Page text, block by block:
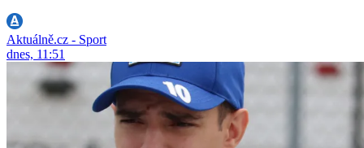
Aktuálně.cz - Sport
dnes, 11:51